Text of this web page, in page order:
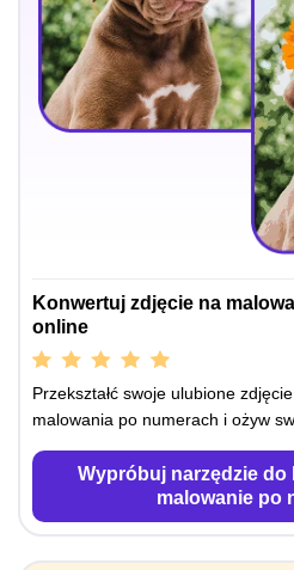
Konwertuj zdjęcie na
online
Przekształć swoje ulubione
malowania po numerach i ożyw
Wypróbuj narzędzie do
malowanie po